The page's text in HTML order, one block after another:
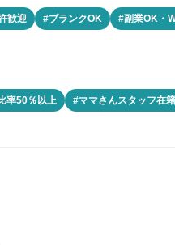
歓迎 #ブランクOK
#副業OK・
率50％以上 #ママさんスタッフ在